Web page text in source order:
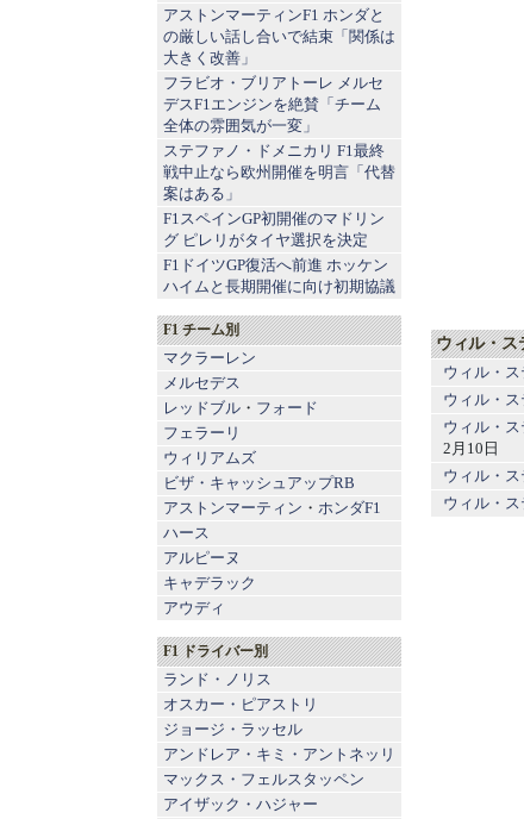
ウィル・ス
ウィル・
ウィル・
ウィル・
2月10日
ウィル・
ウィル・
アストンマーティンF1 ホンダと
の厳しい話し合いで結束「関係は
大きく改善」
フラビオ・ブリアトーレ メルセ
デスF1エンジンを絶賛「チーム
全体の雰囲気が一変」
ステファノ・ドメニカリ F1最終
戦中止なら欧州開催を明言「代替
案はある」
F1スペインGP初開催のマドリン
グ ピレリがタイヤ選択を決定
F1ドイツGP復活へ前進 ホッケン
ハイムと長期開催に向け初期協議
F1 チーム別
マクラーレン
メルセデス
レッドブル ・ フォード
フェラーリ
ウィリアムズ
ビザ・キャッシュアップRB
アストンマーティン ・ ホンダF1
ハース
アルピーヌ
キャデラック
アウディ
F1 ドライバー別
ランド・ノリス
オスカー・ピアストリ
ジョージ・ラッセル
アンドレア・キミ・アントネッリ
マックス・フェルスタッペン
アイザック・ハジャー